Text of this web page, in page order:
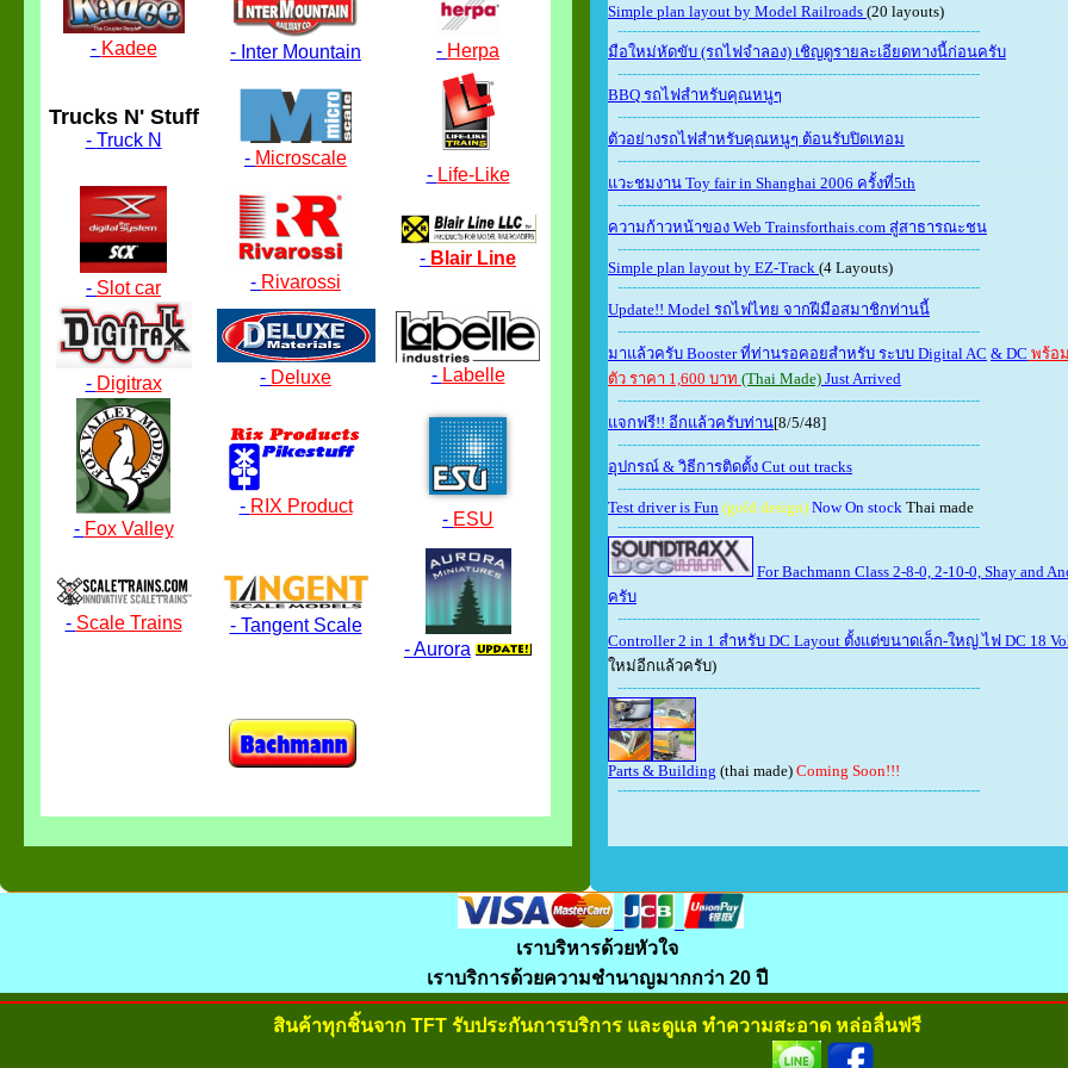
Simple plan layout by Model Railroads (20 layouts)
----------------------------------------------------------------------------
มือใหม่หัดขับ (รถไฟจำลอง) เชิญดูรายละเอียดทางนี้ก่อนครับ
----------------------------------------------------------------------------
BBQ รถไฟสำหรับคุณหนูๆ
----------------------------------------------------------------------------
ตัวอย่างรถไฟสำหรับคุณหนูๆ ต้อนรับปิดเทอม
----------------------------------------------------------------------------
แวะชมงาน Toy fair in Shanghai 2006 ครั้งที่5th
----------------------------------------------------------------------------
ความก้าวหน้าของ Web Trainsforthais.com สู่สาธารณะชน
----------------------------------------------------------------------------
Simple plan layout by EZ-Track (4 Layouts)
----------------------------------------------------------------------------
Update!! Model รถไฟไทย จากฝีมือสมาชิกท่านนี้
----------------------------------------------------------------------------
มาแล้วครับ Boosterที่ท่านรอคอยสำหรับ ระบบ Digital AC & DC พร้อ
ตัว ราคา 1,600 บาท (Thai Made) Just Arrived
----------------------------------------------------------------------------
แจกฟรี!! อีกแล้วครับท่าน[8/5/48]
----------------------------------------------------------------------------
อุปกรณ์ & วิธีการติดตั้ง Cut out tracks
----------------------------------------------------------------------------
Test driver is Fun (gold design) Now On stock Thai made
----------------------------------------------------------------------------
For Bachmann Class 2-8-0, 2-10-0, Shay and
ครับ
----------------------------------------------------------------------------
Controller 2 in 1 สำหรับ DC Layout ตั้งแต่ขนาดเล็ก-ใหญ่ ไฟ DC 18
ใหม่อีกแล้วครับ)
----------------------------------------------------------------------------
Parts & Building (thai made) Coming Soon!!!
----------------------------------------------------------------------------
- Kadee - Inter Mountain - Herpa
Trucks N' Stuff
- Truck N
- Microscale
- Life-Like
- Slot car - Rivarossi
- Blair Line
- Digitrax - Deluxe - Labelle
- Fox Valley
- RIX Product
- ESU
- Scale Trains
- Tangent Scale
- Aurora
เราบริหารด้วยหัวใจ
เราบริการด้วยความชำนาญมากกว่า 20 ปี
สินค้าทุกชิ้นจาก TFT รับประกันการบริการ และดูแล ทำความสะอาด หล่อลื่นฟรี